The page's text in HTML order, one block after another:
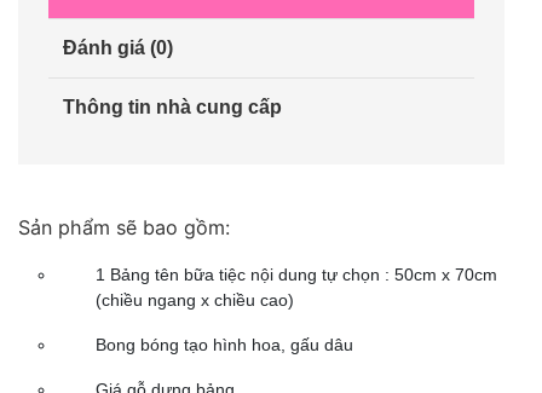
Đánh giá (0)
Thông tin nhà cung cấp
Sản phẩm sẽ bao gồm:
1 Bảng tên bữa tiệc nội dung tự chọn : 50cm x 70cm
(chiều ngang x chiều cao)
Bong bóng tạo hình hoa, gấu dâu